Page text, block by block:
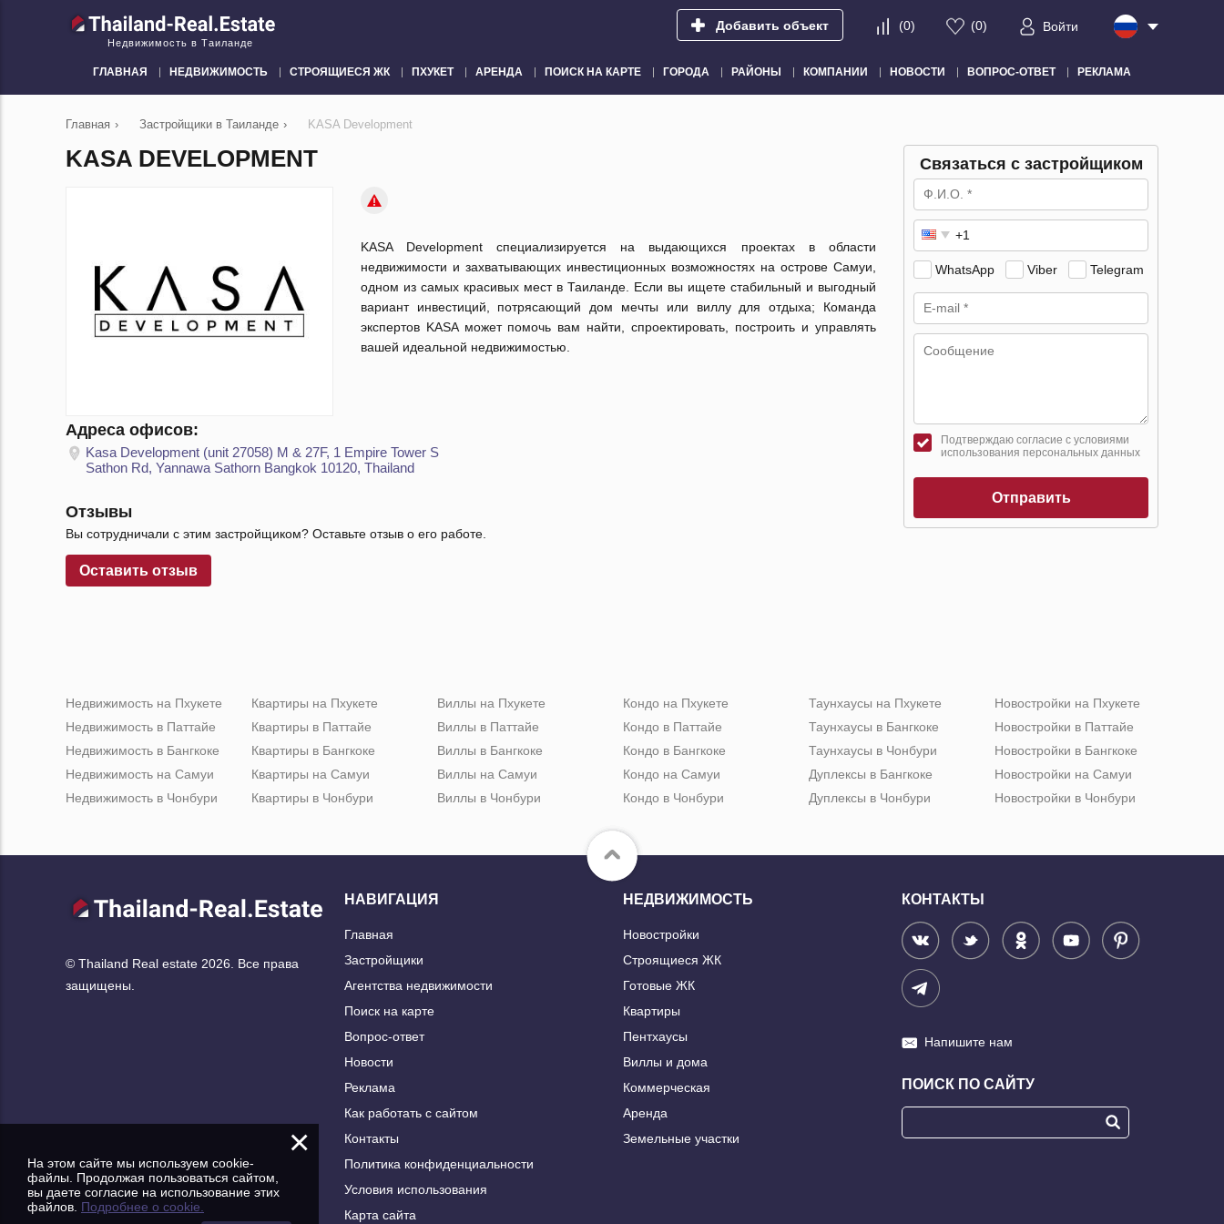
Недвижимость в Таиланде
Добавить объект (0) (0) Войти
ГЛАВНАЯ НЕДВИЖИМОСТЬ СТРОЯЩИЕСЯ ЖК ПХУКЕТ АРЕНДА ПОИСК НА КАРТЕ ГОРОДА РАЙОНЫ КОМПАНИИ НОВОСТИ ВОПРОС-ОТВЕТ РЕКЛАМА
Главная › Застройщики в Таиланде › KASA Development
KASA DEVELOPMENT
KASA Development специализируется на выдающихся проектах в области
недвижимости и захватывающих инвестиционных возможностях на острове Самуи,
одном из самых красивых мест в Таиланде. Если вы ищете стабильный и выгодный
вариант инвестиций, потрясающий дом мечты или виллу для отдыха; Команда
экспертов KASA может помочь вам найти, спроектировать, построить и управлять
вашей идеальной недвижимостью.
Адреса офисов:
Kasa Development (unit 27058) M & 27F, 1 Empire Tower S
Sathon Rd, Yannawa Sathorn Bangkok 10120, Thailand
Отзывы
Вы сотрудничали с этим застройщиком? Оставьте отзыв о его работе.
Оставить отзыв
Связаться с застройщиком
WhatsApp Viber Telegram
Подтверждаю согласие с условиями
использования персональных данных
Отправить
Недвижимость на Пхукете
Недвижимость в Паттайе
Недвижимость в Бангкоке
Недвижимость на Самуи
Недвижимость в Чонбури
Квартиры на Пхукете
Квартиры в Паттайе
Квартиры в Бангкоке
Квартиры на Самуи
Квартиры в Чонбури
Виллы на Пхукете
Виллы в Паттайе
Виллы в Бангкоке
Виллы на Самуи
Виллы в Чонбури
Кондо на Пхукете
Кондо в Паттайе
Кондо в Бангкоке
Кондо на Самуи
Кондо в Чонбури
Таунхаусы на Пхукете
Таунхаусы в Бангкоке
Таунхаусы в Чонбури
Дуплексы в Бангкоке
Дуплексы в Чонбури
Новостройки на Пхукете
Новостройки в Паттайе
Новостройки в Бангкоке
Новостройки на Самуи
Новостройки в Чонбури
© Thailand Real estate 2026. Все права
защищены.
НАВИГАЦИЯ
Главная
Застройщики
Агентства недвижимости
Поиск на карте
Вопрос-ответ
Новости
Реклама
Как работать с сайтом
Контакты
Политика конфиденциальности
Условия использования
Карта сайта
НЕДВИЖИМОСТЬ
Новостройки
Строящиеся ЖК
Готовые ЖК
Квартиры
Пентхаусы
Виллы и дома
Коммерческая
Аренда
Земельные участки
КОНТАКТЫ
Напишите нам
ПОИСК ПО САЙТУ
×
На этом сайте мы используем cookie-
файлы. Продолжая пользоваться сайтом,
вы даете согласие на использование этих
файлов. Подробнее о cookie.